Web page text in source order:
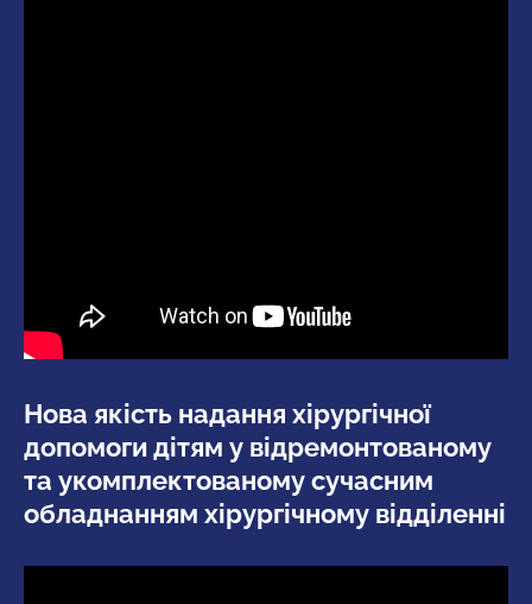
Нова якість надання хірургічної
допомоги дітям у відремонтованому
та укомплектованому сучасним
обладнанням хірургічному відділенні